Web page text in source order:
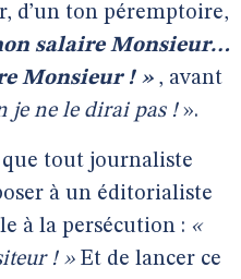
d’un ton péremptoire,
salaire Monsieur…
Monsieur ! » , avant
je ne le dirai pas !».
que tout journaliste
à un éditorialiste
à la persécution : «
! » Et de lancer ce